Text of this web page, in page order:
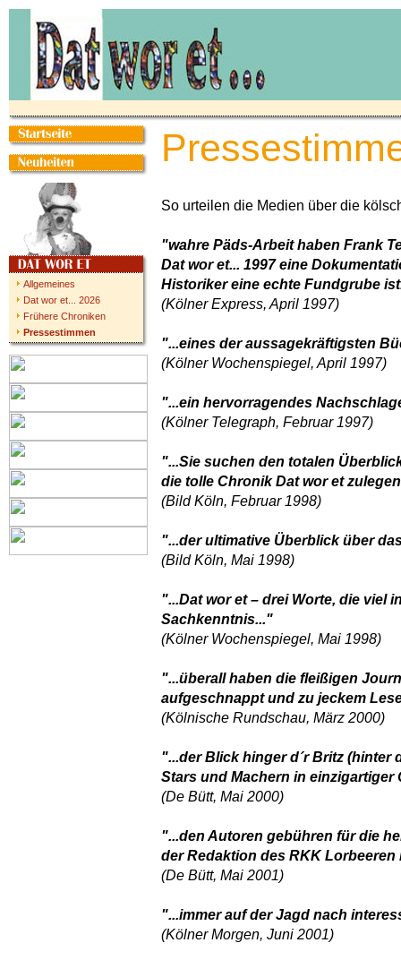
Allgemeines
Dat wor et... 2026
Frühere Chroniken
Pressestimmen
So urteilen die Medien über die
"wahre Päds-Arbeit haben Frank
Dat wor et... 1997 eine
Historiker eine echte Fundgrube
(Kölner Express, April 1997)
"...eines der aussagekräftigsten
(Kölner Wochenspiegel, April 1997)
"...ein hervorragendes
(Kölner Telegraph, Februar 1997)
"...Sie suchen den totalen
die tolle Chronik Dat wor et
(Bild Köln, Februar 1998)
"...der ultimative Überblick über
(Bild Köln, Mai 1998)
"...Dat wor et – drei Worte, die viel
Sachkenntnis..."
(Kölner Wochenspiegel, Mai 1998)
"...überall haben die fleißigen
aufgeschnappt und zu jeckem
(Kölnische Rundschau, März 2000)
"...der Blick hinger d´r Britz
Stars und Machern in einzigartiger
(De Bütt, Mai 2000)
"...den Autoren gebühren für die
der Redaktion des RKK
(De Bütt, Mai 2001)
"...immer auf der Jagd nach
(Kölner Morgen, Juni 2001)